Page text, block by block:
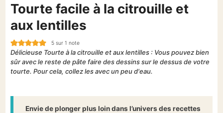
Tourte facile à la citrouille et
aux lentilles
5sur 1 note
Délicieuse Tourte à la citrouille et aux lentilles : Vous pouvez bien
sûr avec le reste de pâte faire des dessins sur le dessus de votre
tourte. Pour cela, collez les avec un peu d'eau.
Envie de plonger plus loin dans l’univers des recettes